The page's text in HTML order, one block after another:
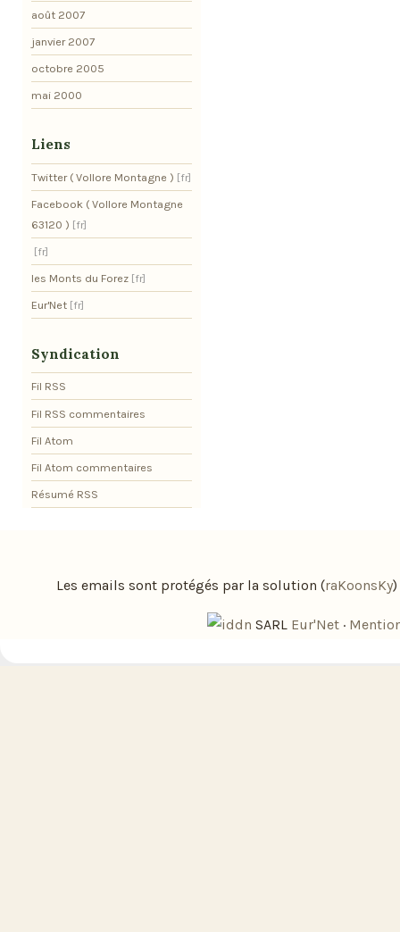
août 2007
janvier 2007
octobre 2005
mai 2000
Liens
Twitter ( Vollore Montagne )
Facebook ( Vollore Montagne
63120 )
les Monts du Forez
Eur'Net
Syndication
Fil RSS
Fil RSS commentaires
Fil Atom
Fil Atom commentaires
Résumé RSS
Les emails sont protégés par la solution (raKoonsKy)
SARL Eur'Net ·